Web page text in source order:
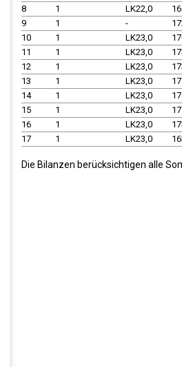
8
1 LK22,0
9
1 -
10
1 LK23,0
11
1 LK23,0
12
1 LK23,0
13
1 LK23,0
14
1 LK23,0
15
1 LK23,0
16
1 LK23,0
17
1 LK23,0
Die Bilanzen berücksichtigen alle